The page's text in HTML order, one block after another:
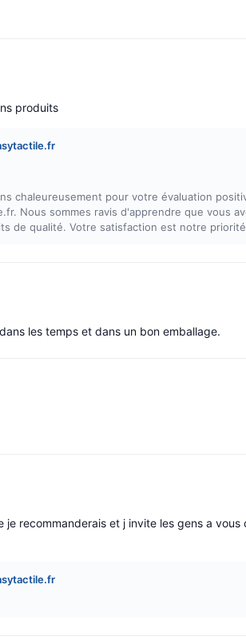
produits
chaleureusement pour votre évaluation
Nous sommes ravis d'apprendre que vous
de qualité. Votre satisfaction est notre
les temps et dans un bon emballage.
je recommanderais et j invite les gens a vous